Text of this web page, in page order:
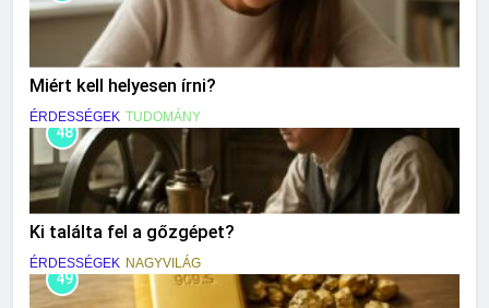
Miért kell helyesen írni?
ÉRDESSÉGEK TUDOMÁNY
48
Ki találta fel a gőzgépet?
ÉRDESSÉGEK NAGYVILÁG
49